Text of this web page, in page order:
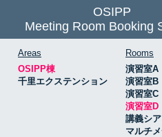
OSIPP
Meeting Room Booking
Areas
OSIPP棟
千里エクステンション
Rooms
演習室A
演習室B
演習室C
演習室D
講義シ
マルチ